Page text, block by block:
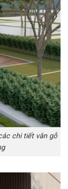
chi tiết vân gỗ